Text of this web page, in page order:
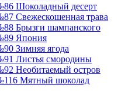
Шоколадный десерт
Свежескошенная трава
Брызги шампанского
Япония
Зимняя ягода
Листья смородины
Необитаемый остров
Мятный шоколад